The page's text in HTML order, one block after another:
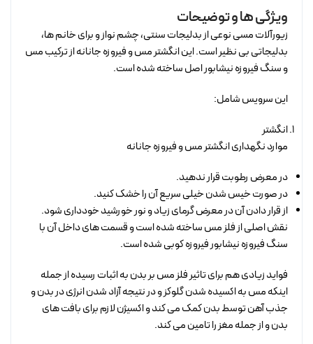
ویژگی ها و توضیحات
زیورآلات مسی نوعی از بدلیجات سنتی، چشم نواز و برای خانم ها،
بدلیجاتی بی نظیر است. این انگشتر مس و فیروزه جانانه از ترکیب مس
و سنگ فیروزه نیشابور اصل ساخته شده است.
این سرویس شامل:
انگشتر
موارد نگهداری انگشتر مس و فیروزه جانانه
در معرض رطوبت قرار ندهید.
در صورت خیس شدن خیلی سریع آن را خشک کنید.
از قرار دادن آن در معرض گرمای زیاد و نور خورشید خودداری شود.
نقش اصلی از فلز مس ساخته شده است و قسمت های داخل آن با
سنگ فیروزه نیشابور فیروزه کوبی شده است.
فواید زیادی هم برای تاثیر فلز مس بر بدن به اثبات رسیده از جمله
اینکه مس به اکسیده شدن گلوکز و در نتیجه آزاد شدن انرژی در بدن و
جذب آهن توسط بدن کمک می کند و اکسیژن لازم برای بافت های
بدن و از جمله مغز را تامین می کند.